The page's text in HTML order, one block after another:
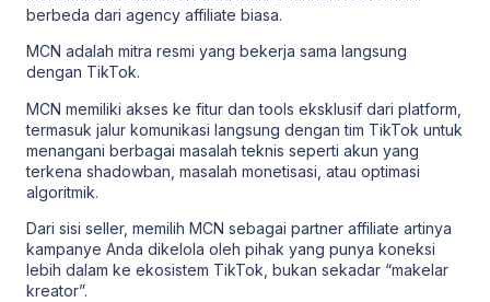
berbeda dari agency affiliate biasa.
MCN adalah mitra resmi yang bekerja sama langsung
dengan TikTok.
MCN memiliki akses ke fitur dan tools eksklusif dari platform,
termasuk jalur komunikasi langsung dengan tim TikTok untuk
menangani berbagai masalah teknis seperti akun yang
terkena shadowban, masalah monetisasi, atau optimasi
algoritmik.
Dari sisi seller, memilih MCN sebagai partner affiliate artinya
kampanye Anda dikelola oleh pihak yang punya koneksi
lebih dalam ke ekosistem TikTok, bukan sekadar “makelar
kreator”.